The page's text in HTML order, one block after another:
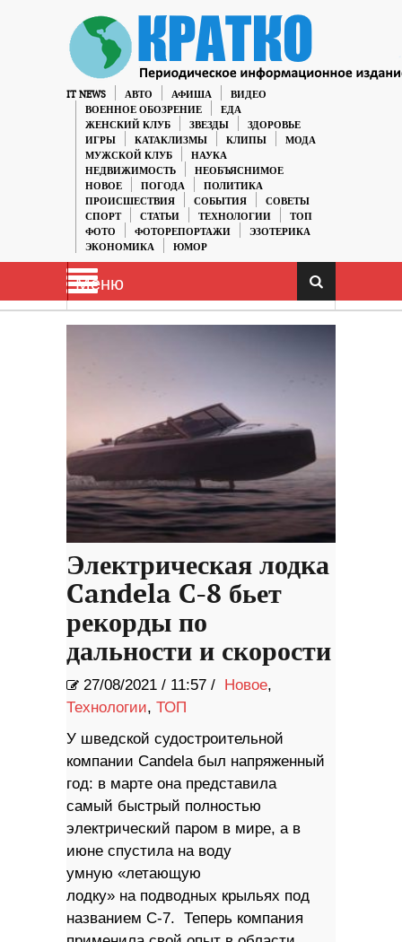
IT NEWS АВТО АФИША
ВИДЕО
ВОЕННОЕ ОБОЗРЕНИЕ
ЕДА
ЖЕНСКИЙ КЛУБ
ЗВЕЗДЫ
ЗДОРОВЬЕ
ИГРЫ
КАТАКЛИЗМЫ КЛИПЫ
МОДА
МУЖСКОЙ КЛУБ
НАУКА
НЕДВИЖИМОСТЬ
НЕОБЪЯСНИМОЕ
НОВОЕ
ПОГОДА
ПОЛИТИКА
ПРОИСШЕСТВИЯ
СОБЫТИЯ
СОВЕТЫ
СПОРТ
СТАТЬИ ТЕХНОЛОГИИ
ТОП
ФОТО
ФОТОРЕПОРТАЖИ
ЭЗОТЕРИКА
ЭКОНОМИКА
ЮМОР
Меню
Электрическая лодка
Candela C-8 бьет
рекорды по
дальности и скорости
27/08/2021 / 11:57 / Новое,
Технологии, ТОП
У шведской судостроительной
компании Candela был напряженный
год: в марте она представила
самый быстрый полностью
электрический паром в мире, а в
июне спустила на воду
умную «летающую
лодку» на подводных крыльях под
названием C-7. Теперь компания